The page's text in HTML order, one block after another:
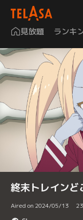
見放題 ランキ
終末トレイン
Aired on 2024/05/13 23